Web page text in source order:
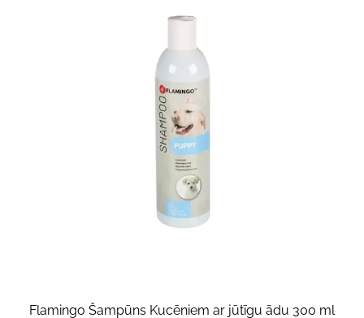
Flamingo Šampūns Kucēniem ar jūtīgu ādu 300 ml